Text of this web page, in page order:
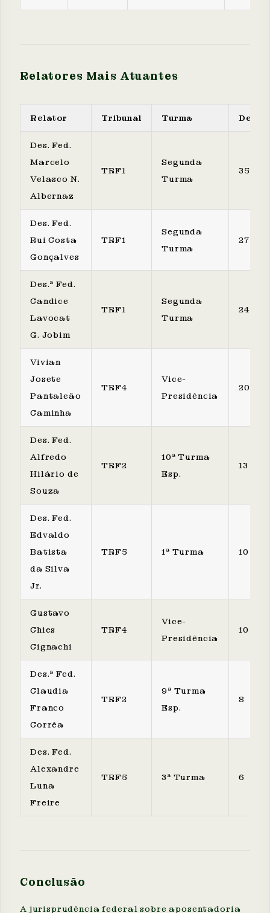
Relatores Mais Atuantes
Relator Tribunal Turma
Des. Fed.
Marcelo
Velasco N.
Albernaz
TRF1
Segunda
Turma
35
Des. Fed.
Rui Costa
Gonçalves
TRF1
Segunda
Turma
27
Des.ª Fed.
Candice
Lavocat
G. Jobim
TRF1
Segunda
Turma
24
Vivian
Josete
Pantaleão
Caminha
TRF4
Vice-
Presidência
20
Des. Fed.
Alfredo
Hilário de
Souza
TRF2
10ª Turma
Esp.
13
Des. Fed.
Edvaldo
Batista
da Silva
Jr.
TRF5 1ª Turma 10
Gustavo
Chies
Cignachi
TRF4
Vice-
Presidência
10
Des.ª Fed.
Claudia
Franco
Corrêa
TRF2
9ª Turma
Esp.
8
Des. Fed.
Alexandre
Luna
Freire
TRF5 3ª Turma 6
Conclusão
A jurisprudência federal sobre aposentadoria